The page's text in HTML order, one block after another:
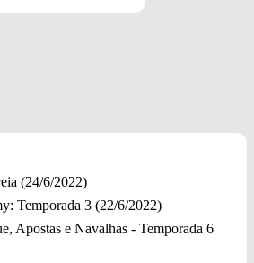
(24/6/2022)
Temporada 3 (22/6/2022)
Apostas e Navalhas - Temporada 6